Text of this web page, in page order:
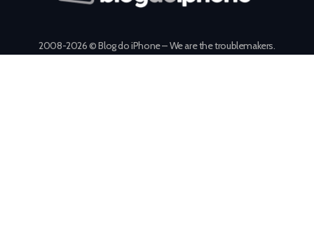
2008-2026 © Blog do iPhone – We are the troublemakers.